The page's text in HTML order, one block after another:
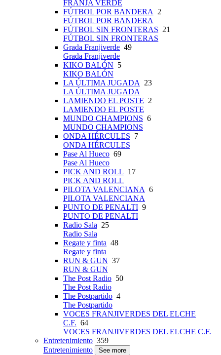
FRANJA VERDE
FÚTBOL POR BANDERA
2
FÚTBOL POR BANDERA
FÚTBOL SIN FRONTERAS 21
FÚTBOL SIN FRONTERAS
Grada Franjiverde 49
Grada Franjiverde
KIKO BALÓN 5
KIKO BALÓN
LA ÚLTIMA JUGADA
23
LA ÚLTIMA JUGADA
LAMIENDO EL POSTE 2
LAMIENDO EL POSTE
MUNDO CHAMPIONS 6
MUNDO CHAMPIONS
ONDA HÉRCULES 7
ONDA HÉRCULES
Pase Al Hueco 69
Pase Al Hueco
PICK AND ROLL 17
PICK AND ROLL
PILOTA VALENCIANA 6
PILOTA VALENCIANA
PUNTO DE PENALTI 9
PUNTO DE PENALTI
Radio Sala 25
Radio Sala
Regate y finta 48
Regate y finta
RUN & GUN 37
RUN & GUN
The Post Radio 50
The Post Radio
The Postpartido 4
The Postpartido
VOCES FRANJIVERDES DEL ELCHE
C.F. 64
VOCES FRANJIVERDES DEL ELCHE C.F.
Entretenimiento 359
Entretenimiento
See more